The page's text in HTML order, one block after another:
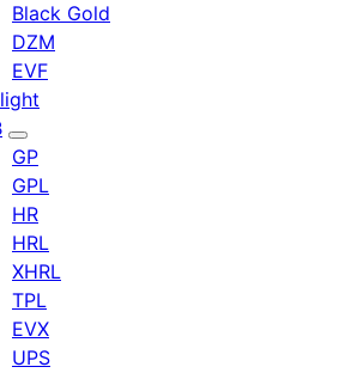
Black Gold
DZM
EVF
GP
GPL
HR
HRL
XHRL
TPL
EVX
UPS